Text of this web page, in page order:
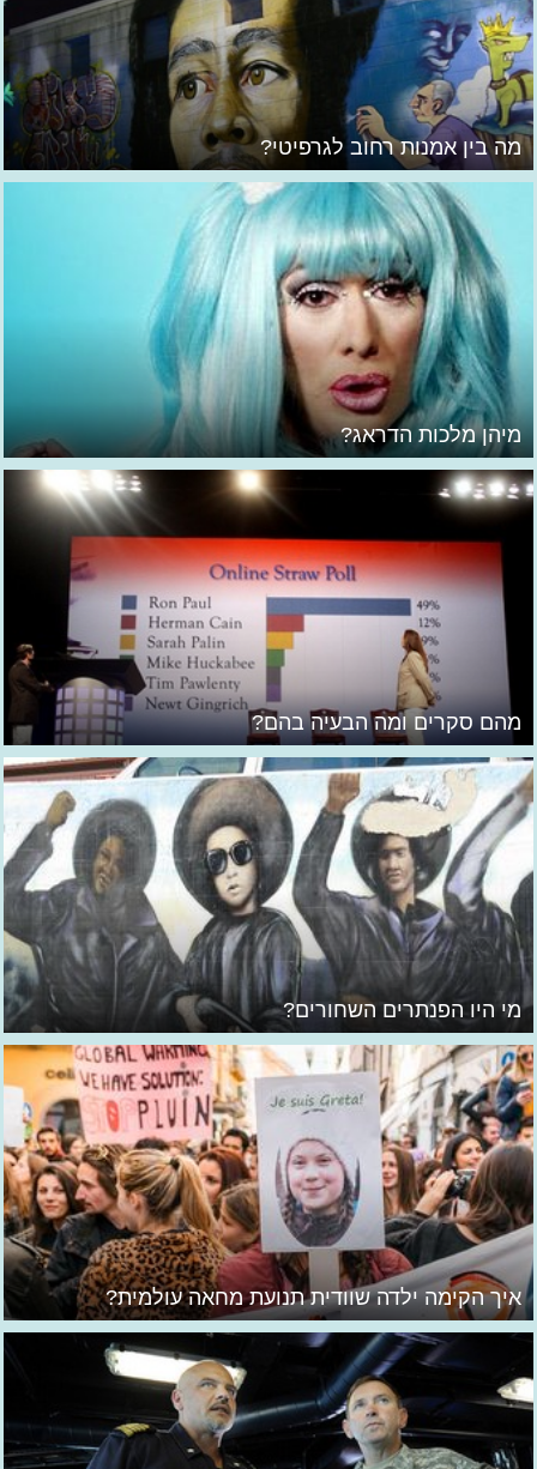
מה בין אמנות רחוב לגרפיטי?
מיהן מלכות הדראג?
מהם סקרים ומה הבעיה בהם?
מי היו הפנתרים השחורים?
איך הקימה ילדה שוודית תנועת מחאה עולמית?